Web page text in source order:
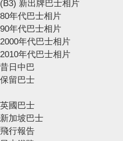
(B3) 新出牌巴士相片
80年代巴士相片
90年代巴士相片
2000年代巴士相片
2010年代巴士相片
昔日中巴
保留巴士
英國巴士
新加坡巴士
飛行報告